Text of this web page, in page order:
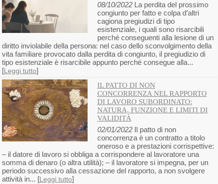
08/10/2022La perdita del prossimo
congiunto per fatto e colpa d’altri
cagiona pregiudizi di tipo
esistenziale, i quali sono risarcibili
perché conseguenti alla lesione di un
diritto inviolabile della persona: nel caso dello sconvolgimento della
vita familiare provocato dalla perdita di congiunto, il pregiudizio di
tipo esistenziale è risarcibile appunto perché consegue alla...
[Leggi tutto]
IL PATTO DI NON
CONCORRENZA NEL RAPPORTO
DI LAVORO SUBORDINATO:
NATURA, FUNZIONE E LIMITI DI
VALIDITÀ
02/01/2022Il patto di non
concorrenza è un contratto a titolo
oneroso e a prestazioni corrispettive:
– il datore di lavoro si obbliga a corrispondere al lavoratore una
somma di denaro (o altra utilità); – il lavoratore si impegna, per un
periodo successivo alla cessazione del rapporto, a non svolgere
attività in... [Leggi tutto]